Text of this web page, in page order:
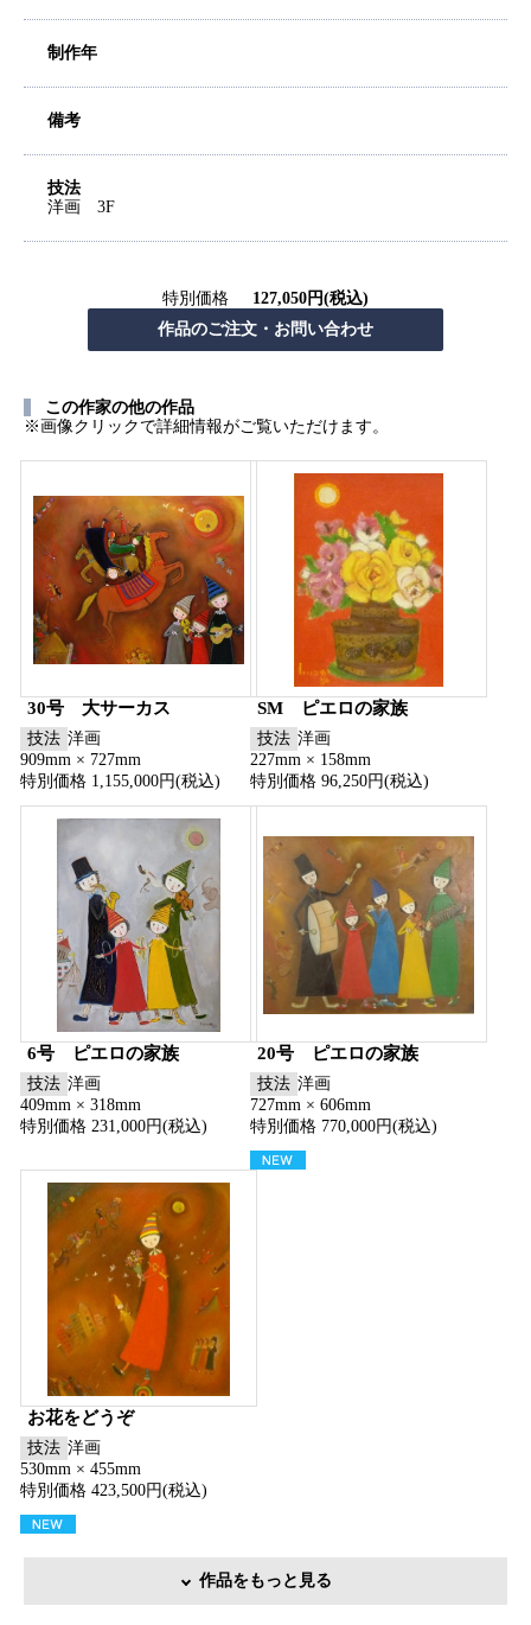
制作年
備考
技法
洋画 3F
特別価格 127,050円(税込)
この作家の他の作品
※画像クリックで詳細情報がご覧いただけます。
30号 大サーカス
技法 洋画
909mm × 727mm
特別価格 1,155,000円(税込)
SM ピエロの家族
技法 洋画
227mm × 158mm
特別価格 96,250円(税込)
6号 ピエロの家族
技法 洋画
409mm × 318mm
特別価格 231,000円(税込)
20号 ピエロの家族
技法 洋画
727mm × 606mm
特別価格 770,000円(税込)
お花をどうぞ
技法 洋画
530mm × 455mm
特別価格 423,500円(税込)
作品をもっと見る